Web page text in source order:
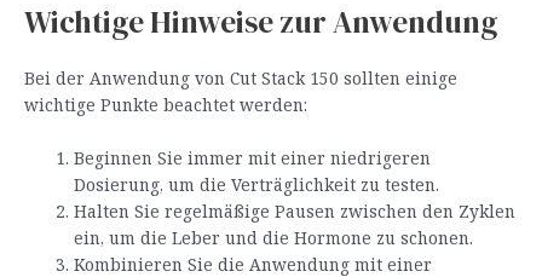
Wichtige Hinweise zur Anwendung
Bei der Anwendung von Cut Stack 150 sollten einige
wichtige Punkte beachtet werden:
Beginnen Sie immer mit einer niedrigeren
Dosierung, um die Verträglichkeit zu testen.
Halten Sie regelmäßige Pausen zwischen den Zyklen
ein, um die Leber und die Hormone zu schonen.
Kombinieren Sie die Anwendung mit einer